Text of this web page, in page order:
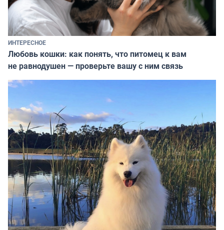
ИНТЕРЕСНОЕ
Любовь кошки: как понять, что питомец к вам
не равнодушен — проверьте вашу с ним связь